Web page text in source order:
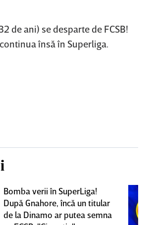
de ani) se desparte de FCSB!
însă în Superliga.
Bomba verii în SuperLiga!
După Gnahore, încă un titular
de la Dinamo ar putea semna